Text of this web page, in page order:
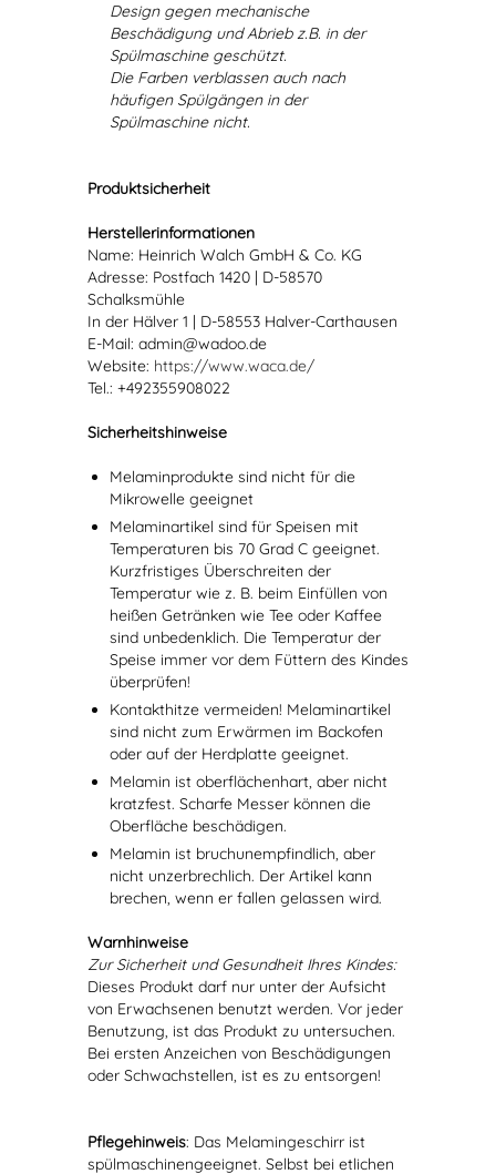
Design gegen mechanische
Beschädigung und Abrieb z.B. in der
Spülmaschine geschützt.
Die Farben verblassen auch nach
häufigen Spülgängen in der
Spülmaschine nicht.
Produktsicherheit
Herstellerinformationen
Name: Heinrich Walch GmbH & Co. KG
Adresse: Postfach 1420 | D-58570
Schalksmühle
In der Hälver 1 | D-58553 Halver-Carthausen
E-Mail: admin@wadoo.de
Website: https://www.waca.de/
Tel.: +492355908022
Sicherheitshinweise
Melaminprodukte sind nicht für die
Mikrowelle geeignet
Melaminartikel sind für Speisen mit
Temperaturen bis 70 Grad C geeignet.
Kurzfristiges Überschreiten der
Temperatur wie z. B. beim Einfüllen von
heißen Getränken wie Tee oder Kaffee
sind unbedenklich. Die Temperatur der
Speise immer vor dem Füttern des Kindes
überprüfen!
Kontakthitze vermeiden! Melaminartikel
sind nicht zum Erwärmen im Backofen
oder auf der Herdplatte geeignet.
Melamin ist oberflächenhart, aber nicht
kratzfest. Scharfe Messer können die
Oberfläche beschädigen.
Melamin ist bruchunempfindlich, aber
nicht unzerbrechlich. Der Artikel kann
brechen, wenn er fallen gelassen wird.
Warnhinweise
Zur Sicherheit und Gesundheit Ihres Kindes:
Dieses Produkt darf nur unter der Aufsicht
von Erwachsenen benutzt werden. Vor jeder
Benutzung, ist das Produkt zu untersuchen.
Bei ersten Anzeichen von Beschädigungen
oder Schwachstellen, ist es zu entsorgen!
Pflegehinweis: Das Melamingeschirr ist
spülmaschinengeeignet. Selbst bei etlichen